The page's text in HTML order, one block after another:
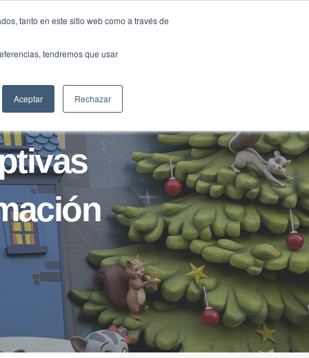
tanto en este sitio web como a través de
tendremos que usar
Aceptar Rechazar